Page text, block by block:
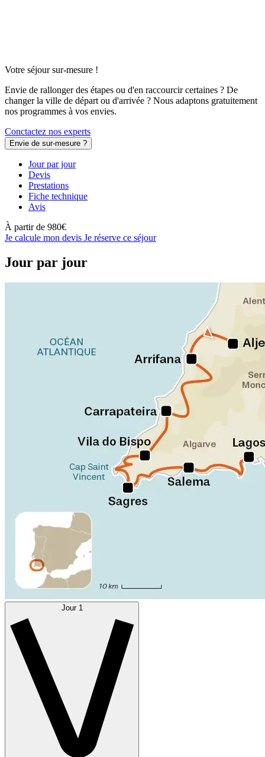
Votre séjour sur-mesure !
Envie de rallonger des étapes ou d'en raccourcir certaines ? De
changer la ville de départ ou d'arrivée ? Nous adaptons gratuitement
nos programmes à vos envies.
Conctactez nos experts
Envie de sur-mesure ?
Jour par jour
Devis
Prestations
Fiche technique
Avis
À partir de 980€
Je calcule mon devis Je réserve ce séjour
Jour par jour
Jour 1